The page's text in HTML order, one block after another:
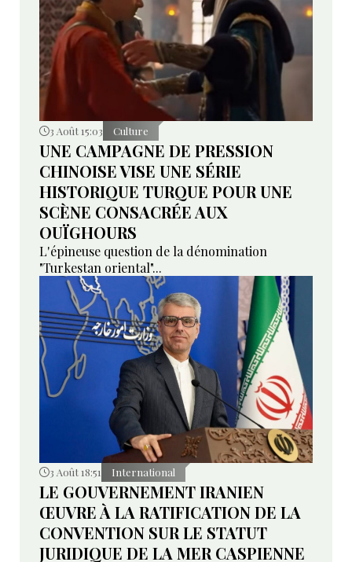
3 Août 15:03 Culture
UNE CAMPAGNE DE PRESSION
CHINOISE VISE UNE SÉRIE
HISTORIQUE TURQUE POUR UNE
SCÈNE CONSACRÉE AUX
OUÏGHOURS
L'épineuse question de la dénomination
"Turkestan oriental"...
3 Août 18:51 International
LE GOUVERNEMENT IRANIEN
ŒUVRE À LA RATIFICATION DE LA
CONVENTION SUR LE STATUT
JURIDIQUE DE LA MER CASPIENNE